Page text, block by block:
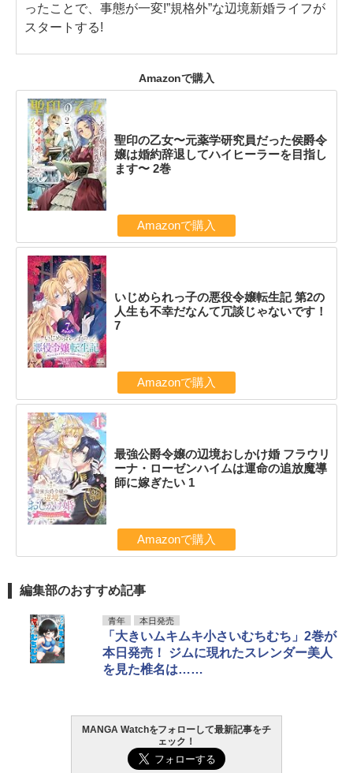
ったことで、事態が一変!”規格外”な辺境新婚ライフが
スタートする!
Amazonで購入
聖印の乙女〜元薬学研究員だった侯爵令
嬢は婚約辞退してハイヒーラーを目指し
ます〜 2巻
Amazonで購入
いじめられっ子の悪役令嬢転生記 第2の
人生も不幸だなんて冗談じゃないです！
7
Amazonで購入
最強公爵令嬢の辺境おしかけ婚 フラウリ
ーナ・ローゼンハイムは運命の追放魔導
師に嫁ぎたい 1
Amazonで購入
編集部のおすすめ記事
青年 本日発売
「大きいムキムキ小さいむちむち」2巻が
本日発売！ ジムに現れたスレンダー美人
を見た椎名は……
MANGA Watchをフォローして最新記事をチ
ェック！